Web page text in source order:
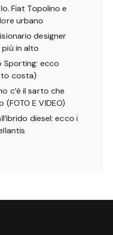
Fiat Topolino e
urbano
designer
in alto
Sporting: ecco
costa)
c’è il sarto che
(FOTO E VIDEO)
diesel: ecco i